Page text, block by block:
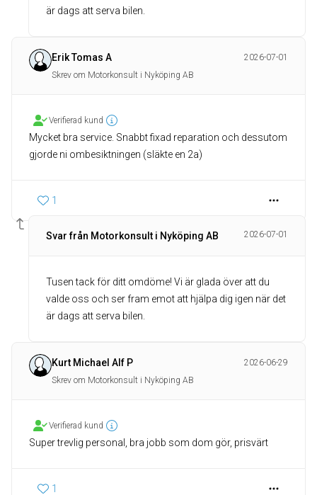
är dags att serva bilen.
Erik Tomas A
2026-07-01
Skrev om Motorkonsult i Nyköping AB
Verifierad kund
Mycket bra service. Snabbt fixad reparation och dessutom
gjorde ni ombesiktningen (släkte en 2a)
1
Svar från Motorkonsult i Nyköping AB 2026-07-01
Tusen tack för ditt omdöme! Vi är glada över att du
valde oss och ser fram emot att hjälpa dig igen när det
är dags att serva bilen.
Kurt Michael Alf P
2026-06-29
Skrev om Motorkonsult i Nyköping AB
Verifierad kund
Super trevlig personal, bra jobb som dom gör, prisvärt
1